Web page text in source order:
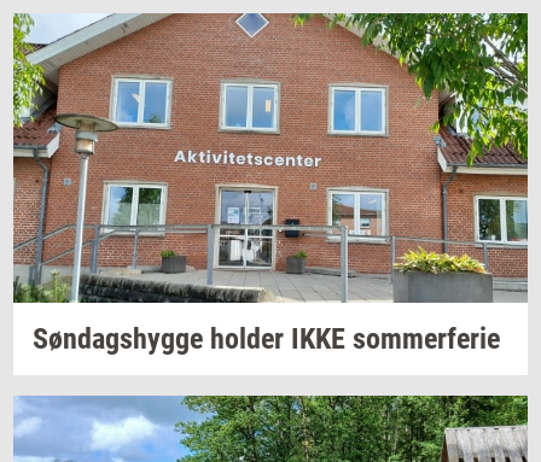
Søn­dags­hyg­ge hol­der IKKE som­mer­fe­rie